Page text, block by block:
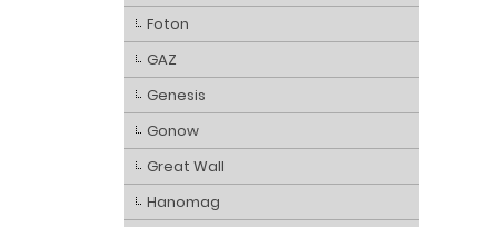
Foton
GAZ
Genesis
Gonow
Great Wall
Hanomag